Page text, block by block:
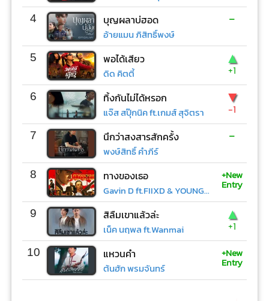
4 บุญผลาบ่ฮอด
อ้ายแมน ภิสิทธิ์พงษ์
-
5 พอได้เสียว
ดิด คิตตี้
▲
+1
6 ทิ้งกันไม่ได้หรอก
แจ๊ส สปุ๊กนิค ft.เกมส์ สุจิตรา
▼
-1
7 นึกว่าสงสารสักครั้ง
พงษ์สิทธิ์ คำภีร์
-
8 ทางของเธอ
Gavin D ft.FIIXD & YOUNGOHM
+New
Entry
9 สิลืมเขาแล้วล่ะ
เน็ค นฤพล ft.Wanmai
▲
+1
10 แหวนคำ
ต้นฮัก พรมจันทร์
+New
Entry